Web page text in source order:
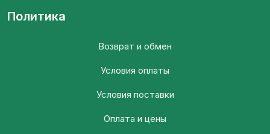
Политика
Возврат и обмен
Условия оплаты
Условия поставки
Оплата и цены